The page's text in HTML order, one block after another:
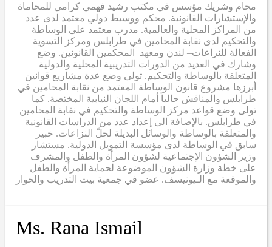
محام وشريك مؤسس في مكتب رشيد فهمي كرامي للمحاماة
والإستشارات القانونية. محكم ووسيط دولي معتمد لدى عدد
من المراكز المحلية والعالمية. مدرب معتمد على الوساطة
والتحكيم لدى نقابة المحامين في طرابلس ومركز التسوية
الفعالة للنزاعات– لندن ومعهد المحكمين القانونين. وضع
وشارك في العديد من الدورات التدريبية المحلية والدولية
المتعلقة بالوساطة والتحكيم. تولى وضع عدة مشاريع قوانين
أبرزها مشروع قانون الوساطة المعتمد من نقابة المحامين في
طرابلس والمناقش حالياً أمام اللجان النيابية المختصة. كما
تولى وضع قواعد مركز الوساطة والتحكيم في نقابة المحامين
في طرابلس. بالإضافة الى إعداد عدد من الدراسات القانونية
والمتعلقة بالوساطة والوسائل البديلة لحلّ النزاعات. خبير
سابق في الوساطة لدى مؤسسة التمويل الدولية. مستشار
وزير الشؤون الإجتماعية لشؤون المرأة والطفل والمشرف
على خطة وزارة الشؤون الموضوعة لحماية المرأة والطفل
والموقعة مع الـيونيسف. عضو في جمعية بيت التدريب والحوار
Ms. Rana Ismail